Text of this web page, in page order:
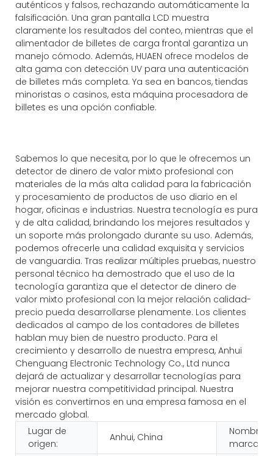
auténticos y falsos, rechazando automáticamente la
falsificación. Una gran pantalla LCD muestra
claramente los resultados del conteo, mientras que el
alimentador de billetes de carga frontal garantiza un
manejo cómodo. Además, HUAEN ofrece modelos de
alta gama con detección UV para una autenticación
de billetes más completa. Ya sea en bancos, tiendas
minoristas o casinos, esta máquina procesadora de
billetes es una opción confiable.
Sabemos lo que necesita, por lo que le ofrecemos un
detector de dinero de valor mixto profesional con
materiales de la más alta calidad para la fabricación
y procesamiento de productos de uso diario en el
hogar, oficinas e industrias. Nuestra tecnología es pura
y de alta calidad, brindando los mejores resultados y
un soporte más prolongado durante su uso. Además,
podemos ofrecerle una calidad exquisita y servicios
de vanguardia. Tras realizar múltiples pruebas, nuestro
personal técnico ha demostrado que el uso de la
tecnología garantiza que el detector de dinero de
valor mixto profesional con la mejor relación calidad-
precio pueda desarrollarse plenamente. Los clientes
dedicados al campo de los contadores de billetes
hablan muy bien de nuestro producto. Para el
crecimiento y desarrollo de nuestra empresa, Anhui
Chenguang Electronic Technology Co., Ltd nunca
dejará de actualizar y desarrollar tecnologías para
mejorar nuestra competitividad principal. Nuestra
visión es convertirnos en una empresa famosa en el
mercado global.
Lugar de
origen:
Anhui, China
Nombre
marca: